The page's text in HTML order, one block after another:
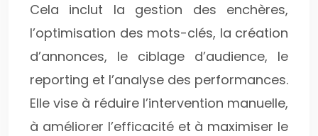
Cela inclut la gestion des enchères,
l’optimisation des mots-clés, la création
d’annonces, le ciblage d’audience, le
reporting et l’analyse des performances.
Elle vise à réduire l’intervention manuelle,
à améliorer l’efficacité et à maximiser le